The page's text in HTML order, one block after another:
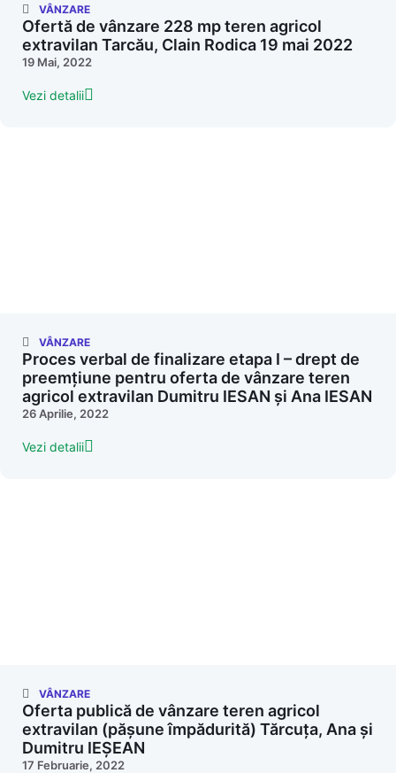
VÂNZARE
Ofertă de vânzare 228 mp teren agricol
extravilan Tarcău, Clain Rodica 19 mai 2022
19 Mai, 2022
Vezi detalii
VÂNZARE
Proces verbal de finalizare etapa I – drept de
preemțiune pentru oferta de vânzare teren
agricol extravilan Dumitru IESAN și Ana IESAN
26 Aprilie, 2022
Vezi detalii
VÂNZARE
Oferta publică de vânzare teren agricol
extravilan (pășune împădurită) Tărcuța, Ana și
Dumitru IEȘEAN
17 Februarie, 2022